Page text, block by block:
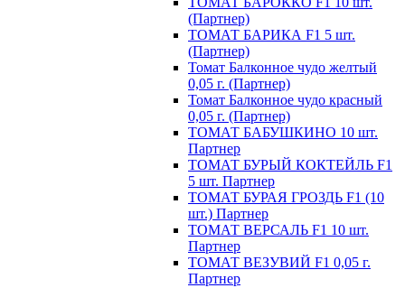
(Партнер)
ТОМАТ БАРИКА F1 5 шт.
(Партнер)
Томат Балконное чудо желтый
0,05 г. (Партнер)
Томат Балконное чудо красный
0,05 г. (Партнер)
ТОМАТ БАБУШКИНО 10 шт.
Партнер
ТОМАТ БУРЫЙ КОКТЕЙЛЬ F1
5 шт. Партнер
ТОМАТ БУРАЯ ГРОЗДЬ F1 (10
шт.) Партнер
ТОМАТ ВЕРСАЛЬ F1 10 шт.
Партнер
ТОМАТ ВЕЗУВИЙ F1 0,05 г.
Партнер